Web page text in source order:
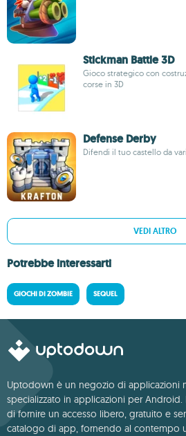
Stickman Battle 3D
Gioco strategico con
corse in 3D
Defense Derby
Difendi il tuo castello da
VEDI ALTRO
Potrebbe interessarti
GIOCHI DI ZOMBIE SEQUEL
Uptodown è un negozio di applicazioni
specializzato in applicazioni per
di fornire un accesso libero, gratuito e
catalogo di app, fornendo al contempo